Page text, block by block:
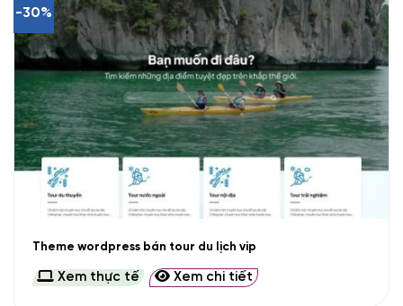
-30%
Theme wordpress bán tour du lịch vip
Xem thực tế Xem chi tiết